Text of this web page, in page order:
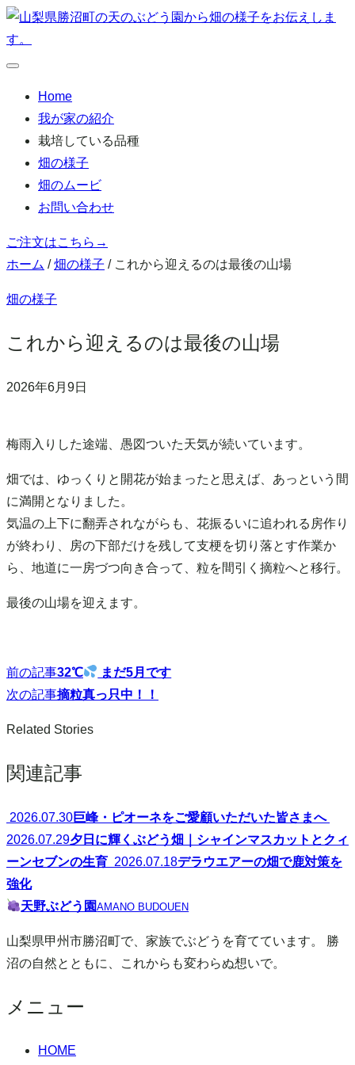
本
文
へ
メ
Home
我が家の紹介
栽培している品種
畑の様子
畑のムービ
お問い合わせ
ご注文はこちら →
ホーム / 畑の様子 / これから迎えるのは最後の山場
畑の様子
これから迎えるのは最後の山場
2026年6月9日
梅雨入りした途端、愚図ついた天気が続いています。
畑では、ゆっくりと開花が始まったと思えば、あっという間
に満開となりました。
気温の上下に翻弄されながらも、花振るいに追われる房作り
が終わり、房の下部だけを残して支梗を切り落とす作業か
ら、地道に一房づつ向き合って、粒を間引く摘粒へと移行。
最後の山場を迎えます。
投
ビ
ゲ
ー
シ
ョ
ン
前の記事32℃
まだ5月です
次の記事摘粒真っ只中！！
Related Stories
関連記事
2026.07.30巨峰・ピオーネをご愛顧いただいた皆さまへ
2026.07.29夕日に輝くぶどう畑｜シャインマスカットとクィ
ーンセブンの生育 2026.07.18デラウエアーの畑で鹿対策を
強化
天野ぶどう園AMANO BUDOUEN
山梨県甲州市勝沼町で、家族でぶどうを育てています。 勝
沼の自然とともに、これからも変わらぬ想いで。
メニュー
HOME